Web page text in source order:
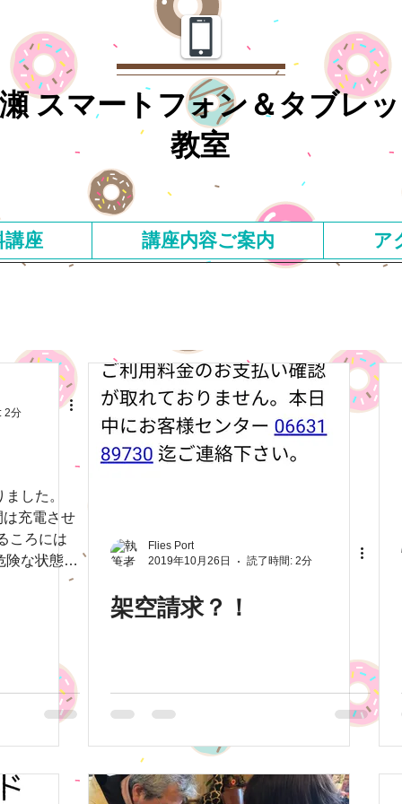
スマートフォン＆タブレ
教室
講座 講座内容ご案内 ア
2分
した。
充電させ
ころには
険な状態に
Flies Port
2019年10月26日
読了時間: 2分
架空請求？！